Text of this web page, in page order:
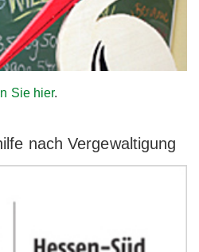
Sie hier.
nach Vergewaltigung